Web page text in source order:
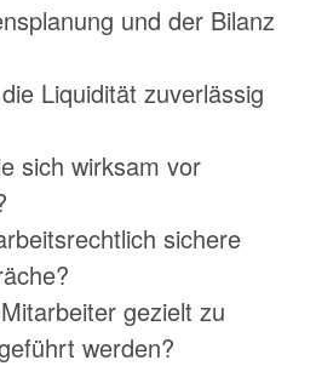
und der Bilanz
Liquidität zuverlässig
sich wirksam vor
sichere
gezielt zu
werden?